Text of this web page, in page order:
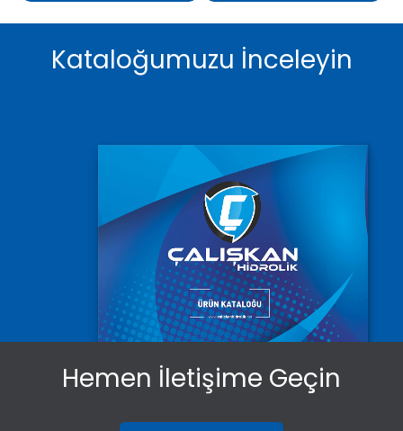
Kataloğumuzu İnceleyin
Hemen İletişime Geçin